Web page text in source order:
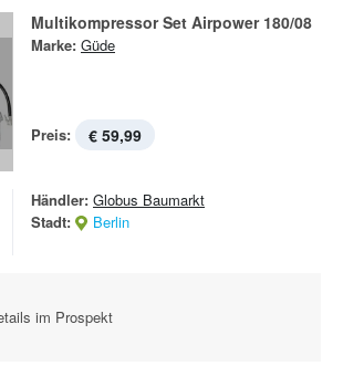
Multikompressor Set Airpower 180/08
Marke: Güde
Preis: € 59,99
Händler: Globus Baumarkt
Stadt:
Berlin
im Prospekt